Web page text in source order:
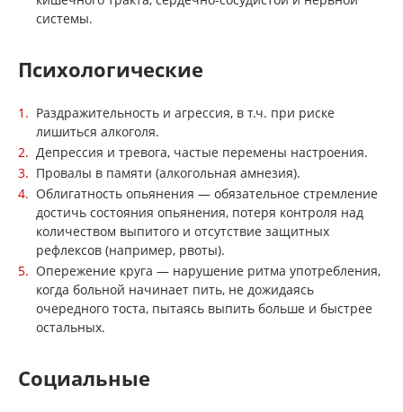
системы.
Психологические
Раздражительность и агрессия, в т.ч. при риске
лишиться алкоголя.
Депрессия и тревога, частые перемены настроения.
Провалы в памяти (алкогольная амнезия).
Облигатность опьянения — обязательное стремление
достичь состояния опьянения, потеря контроля над
количеством выпитого и отсутствие защитных
рефлексов (например, рвоты).
Опережение круга — нарушение ритма употребления,
когда больной начинает пить, не дожидаясь
очередного тоста, пытаясь выпить больше и быстрее
остальных.
Социальные